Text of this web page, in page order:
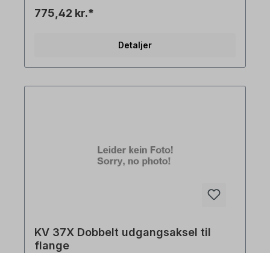
ændringer.
775,42 kr.*
Detaljer
KV 37X Dobbelt udgangsaksel til
flange